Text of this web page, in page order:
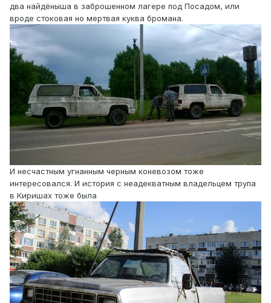
два найдёныша в заброшенном лагере под Посадом, или
вроде стоковая но мертвая куква бромана.
И несчастным угнанным черным коневозом тоже
интересовался. И история с неадекватным владельцем трупа
в Киришах тоже была